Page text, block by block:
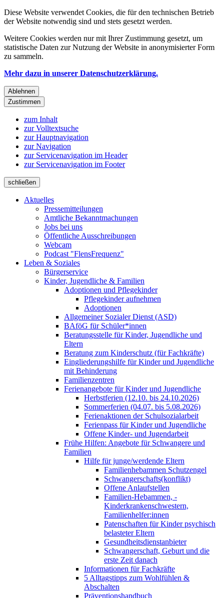
Diese Website verwendet Cookies, die für den technischen Betrieb
der Website notwendig sind und stets gesetzt werden.
Weitere Cookies werden nur mit Ihrer Zustimmung gesetzt, um
statistische Daten zur Nutzung der Website in anonymisierter Form
zu sammeln.
Mehr dazu in unserer Datenschutzerklärung.
Ablehnen
Zustimmen
zum Inhalt
zur Volltextsuche
zur Hauptnavigation
zur Navigation
zur Servicenavigation im Header
zur Servicenavigation im Footer
schließen
Aktuelles
Pressemitteilungen
Amtliche Bekanntmachungen
Jobs bei uns
Öffentliche Ausschreibungen
Webcam
Podcast "FlensFrequenz"
Leben & Soziales
Bürgerservice
Kinder, Jugendliche & Familien
Adoptionen und Pflegekinder
Pflegekinder aufnehmen
Adoptionen
Allgemeiner Sozialer Dienst (ASD)
BAföG für Schüler*innen
Beratungsstelle für Kinder, Jugendliche und
Eltern
Beratung zum Kinderschutz (für Fachkräfte)
Eingliederungshilfe für Kinder und Jugendliche
mit Behinderung
Familienzentren
Ferienangebote für Kinder und Jugendliche
Herbstferien (12.10. bis 24.10.2026)
Sommerferien (04.07. bis 5.08.2026)
Ferienaktionen der Schulsozialarbeit
Ferienpass für Kinder und Jugendliche
Offene Kinder- und Jugendarbeit
Frühe Hilfen: Angebote für Schwangere und
Familien
Hilfe für junge/werdende Eltern
Familienhebammen Schutzengel
Schwangerschafts(konflikt)
Offene Anlaufstellen
Familien-Hebammen, -
Kinderkrankenschwestern,
Familienhelfer:innen
Patenschaften für Kinder psychisch
belasteter Eltern
Gesundheitsdienstanbieter
Schwangerschaft, Geburt und die
erste Zeit danach
Informationen für Fachkräfte
5 Alltagstipps zum Wohlfühlen &
Abschalten
Präventionshandbuch